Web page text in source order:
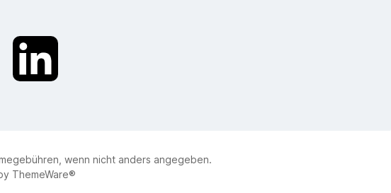
LinkedIn
wenn nicht anders angegeben.
ThemeWare®